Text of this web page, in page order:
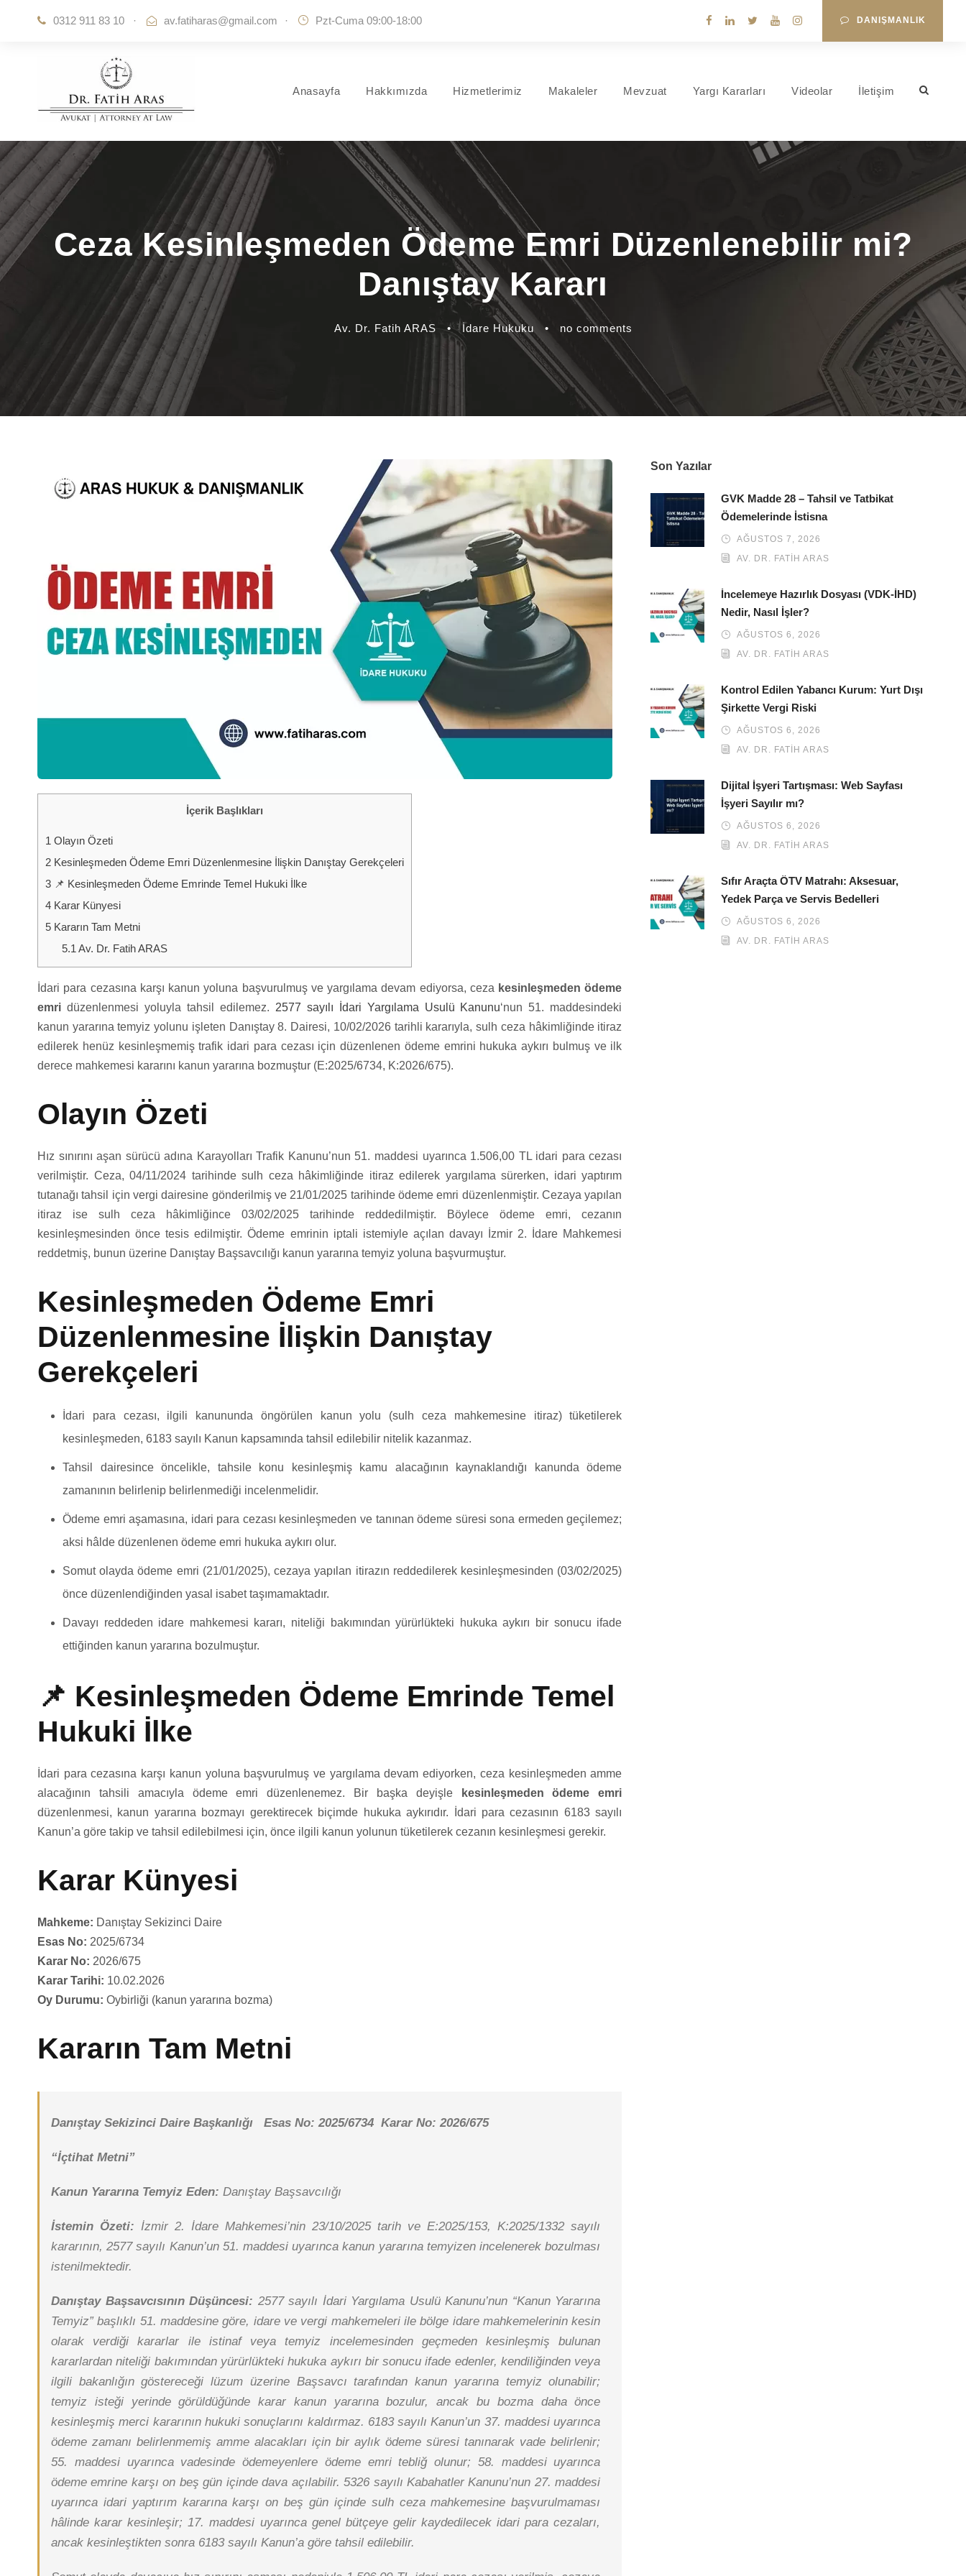
0312 911 83 10 · av.fatiharas@gmail.com · Pzt-Cuma 09:00-18:00 DANIŞMANLIK
Anasayfa Hakkımızda Hizmetlerimiz Makaleler Mevzuat Yargı Kararları Videolar İletişim
Ceza Kesinleşmeden Ödeme Emri Düzenlenebilir mi?
Danıştay Kararı
Av. Dr. Fatih ARAS • İdare Hukuku • no comments
İçerik Başlıkları
1 Olayın Özeti
2 Kesinleşmeden Ödeme Emri Düzenlenmesine İlişkin Danıştay Gerekçeleri
3 📌 Kesinleşmeden Ödeme Emrinde Temel Hukuki İlke
4 Karar Künyesi
5 Kararın Tam Metni
5.1 Av. Dr. Fatih ARAS
İdari para cezasına karşı kanun yoluna başvurulmuş ve yargılama devam ediyorsa, ceza kesinleşmeden ödeme
emri düzenlenmesi yoluyla tahsil edilemez. 2577 sayılı İdari Yargılama Usulü Kanunu‘nun 51. maddesindeki
kanun yararına temyiz yolunu işleten Danıştay 8. Dairesi, 10/02/2026 tarihli kararıyla, sulh ceza hâkimliğinde itiraz
edilerek henüz kesinleşmemiş trafik idari para cezası için düzenlenen ödeme emrini hukuka aykırı bulmuş ve ilk
derece mahkemesi kararını kanun yararına bozmuştur (E:2025/6734, K:2026/675).
Olayın Özeti
Hız sınırını aşan sürücü adına Karayolları Trafik Kanunu’nun 51. maddesi uyarınca 1.506,00 TL idari para cezası
verilmiştir. Ceza, 04/11/2024 tarihinde sulh ceza hâkimliğinde itiraz edilerek yargılama sürerken, idari yaptırım
tutanağı tahsil için vergi dairesine gönderilmiş ve 21/01/2025 tarihinde ödeme emri düzenlenmiştir. Cezaya yapılan
itiraz ise sulh ceza hâkimliğince 03/02/2025 tarihinde reddedilmiştir. Böylece ödeme emri, cezanın
kesinleşmesinden önce tesis edilmiştir. Ödeme emrinin iptali istemiyle açılan davayı İzmir 2. İdare Mahkemesi
reddetmiş, bunun üzerine Danıştay Başsavcılığı kanun yararına temyiz yoluna başvurmuştur.
Kesinleşmeden Ödeme Emri
Düzenlenmesine İlişkin Danıştay
Gerekçeleri
İdari para cezası, ilgili kanununda öngörülen kanun yolu (sulh ceza mahkemesine itiraz) tüketilerek
kesinleşmeden, 6183 sayılı Kanun kapsamında tahsil edilebilir nitelik kazanmaz.
Tahsil dairesince öncelikle, tahsile konu kesinleşmiş kamu alacağının kaynaklandığı kanunda ödeme
zamanının belirlenip belirlenmediği incelenmelidir.
Ödeme emri aşamasına, idari para cezası kesinleşmeden ve tanınan ödeme süresi sona ermeden geçilemez;
aksi hâlde düzenlenen ödeme emri hukuka aykırı olur.
Somut olayda ödeme emri (21/01/2025), cezaya yapılan itirazın reddedilerek kesinleşmesinden (03/02/2025)
önce düzenlendiğinden yasal isabet taşımamaktadır.
Davayı reddeden idare mahkemesi kararı, niteliği bakımından yürürlükteki hukuka aykırı bir sonucu ifade
ettiğinden kanun yararına bozulmuştur.
📌 Kesinleşmeden Ödeme Emrinde Temel
Hukuki İlke
İdari para cezasına karşı kanun yoluna başvurulmuş ve yargılama devam ediyorken, ceza kesinleşmeden amme
alacağının tahsili amacıyla ödeme emri düzenlenemez. Bir başka deyişle
kesinleşmeden ödeme emri
düzenlenmesi, kanun yararına bozmayı gerektirecek biçimde hukuka aykırıdır. İdari para cezasının 6183 sayılı
Kanun’a göre takip ve tahsil edilebilmesi için, önce ilgili kanun yolunun tüketilerek cezanın kesinleşmesi gerekir.
Karar Künyesi
Mahkeme: Danıştay Sekizinci Daire
Esas No: 2025/6734
Karar No: 2026/675
Karar Tarihi: 10.02.2026
Oy Durumu: Oybirliği (kanun yararına bozma)
Kararın Tam Metni
Danıştay Sekizinci Daire Başkanlığı Esas No: 2025/6734 Karar No: 2026/675
“İçtihat Metni”
Kanun Yararına Temyiz Eden: Danıştay Başsavcılığı
İstemin Özeti: İzmir 2. İdare Mahkemesi’nin 23/10/2025 tarih ve E:2025/153, K:2025/1332 sayılı
kararının, 2577 sayılı Kanun’un 51. maddesi uyarınca kanun yararına temyizen incelenerek bozulması
istenilmektedir.
Danıştay Başsavcısının Düşüncesi: 2577 sayılı İdari Yargılama Usulü Kanunu’nun “Kanun Yararına
Temyiz” başlıklı 51. maddesine göre, idare ve vergi mahkemeleri ile bölge idare mahkemelerinin kesin
olarak verdiği kararlar ile istinaf veya temyiz incelemesinden geçmeden kesinleşmiş bulunan
kararlardan niteliği bakımından yürürlükteki hukuka aykırı bir sonucu ifade edenler, kendiliğinden veya
ilgili bakanlığın göstereceği lüzum üzerine Başsavcı tarafından kanun yararına temyiz olunabilir;
temyiz isteği yerinde görüldüğünde karar kanun yararına bozulur, ancak bu bozma daha önce
kesinleşmiş merci kararının hukuki sonuçlarını kaldırmaz. 6183 sayılı Kanun’un 37. maddesi uyarınca
ödeme zamanı belirlenmemiş amme alacakları için bir aylık ödeme süresi tanınarak vade belirlenir;
55. maddesi uyarınca vadesinde ödemeyenlere ödeme emri tebliğ olunur; 58. maddesi uyarınca
ödeme emrine karşı on beş gün içinde dava açılabilir. 5326 sayılı Kabahatler Kanunu’nun 27. maddesi
uyarınca idari yaptırım kararına karşı on beş gün içinde sulh ceza mahkemesine başvurulmaması
hâlinde karar kesinleşir; 17. maddesi uyarınca genel bütçeye gelir kaydedilecek idari para cezaları,
ancak kesinleştikten sonra 6183 sayılı Kanun’a göre tahsil edilebilir.
Son Yazılar
GVK Madde 28 – Tahsil ve Tatbikat
Ödemelerinde İstisna
AĞUSTOS 7, 2026
AV. DR. FATIH ARAS
İncelemeye Hazırlık Dosyası (VDK-İHD)
Nedir, Nasıl İşler?
AĞUSTOS 6, 2026
AV. DR. FATIH ARAS
Kontrol Edilen Yabancı Kurum: Yurt Dışı
Şirkette Vergi Riski
AĞUSTOS 6, 2026
AV. DR. FATIH ARAS
Dijital İşyeri Tartışması: Web Sayfası
İşyeri Sayılır mı?
AĞUSTOS 6, 2026
AV. DR. FATIH ARAS
Sıfır Araçta ÖTV Matrahı: Aksesuar,
Yedek Parça ve Servis Bedelleri
AĞUSTOS 6, 2026
AV. DR. FATIH ARAS